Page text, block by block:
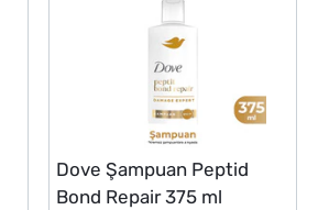
Dove Şampuan Peptid
Bond Repair 375 ml